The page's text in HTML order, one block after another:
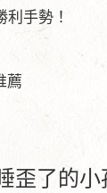
利手勢！
歪了的小